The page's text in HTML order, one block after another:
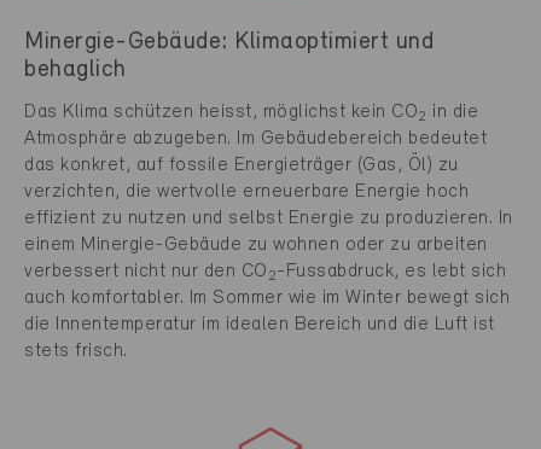
Minergie-Gebäude: Klimaoptimiert und
behaglich
Das Klima schützen heisst, möglichst kein CO2 in die
Atmosphäre abzugeben. Im Gebäudebereich bedeutet
das konkret, auf fossile Energieträger (Gas, Öl) zu
verzichten, die wertvolle erneuerbare Energie hoch
effizient zu nutzen und selbst Energie zu produzieren. In
einem Minergie-Gebäude zu wohnen oder zu arbeiten
verbessert nicht nur den CO 2-Fussabdruck, es lebt sich
auch komfortabler. Im Sommer wie im Winter bewegt sich
die Innentemperatur im idealen Bereich und die Luft ist
stets frisch.